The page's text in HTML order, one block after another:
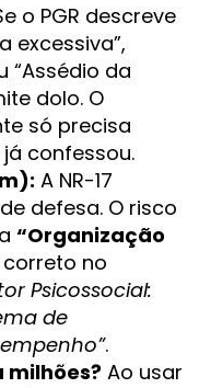
o PGR descreve
excessiva”,
“Assédio da
dolo. O
só precisa
já confessou.
A NR-17
defesa. O risco
“Organização
correto no
Psicossocial:
de
.
milhões? Ao usar